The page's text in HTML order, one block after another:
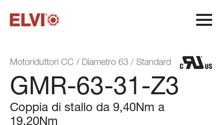
Motoriduttori CC / Diametro 63 / Standard
GMR-63-31-Z3
Coppia di stallo da 9,40Nm a
19,20Nm